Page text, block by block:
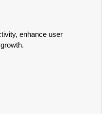
enhance user